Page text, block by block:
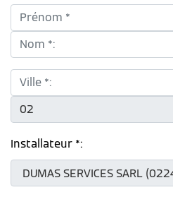
Prénom *:
Nom *:
Ville *:
CP *:
Installateur *: